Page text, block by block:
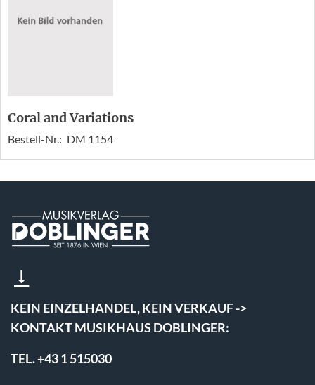
Coral and Variations
Bestell-Nr.: DM 1154
KEIN EINZELHANDEL, KEIN VERKAUF ->
KONTAKT MUSIKHAUS DOBLINGER:
TEL. +43 1 515030